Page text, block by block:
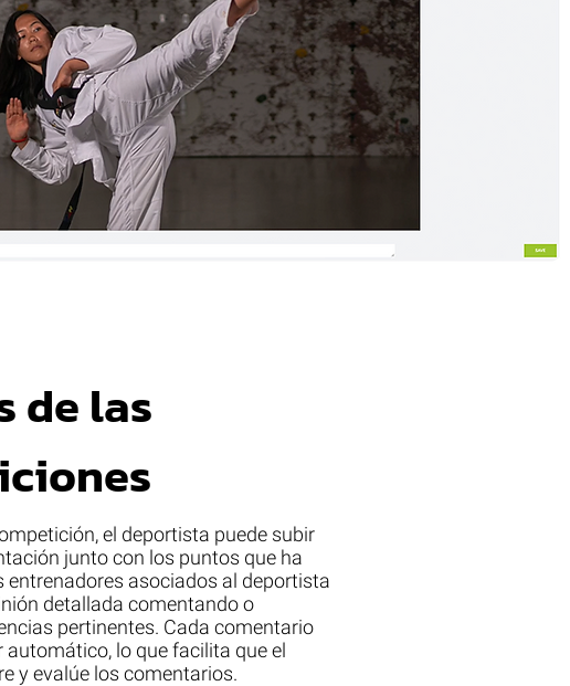
de las
el deportista puede subir
junto con los puntos que ha
entrenadores asociados al deportista
detallada comentando o
pertinentes. Cada comentario
automático, lo que facilita que el
y evalúe los comentarios.